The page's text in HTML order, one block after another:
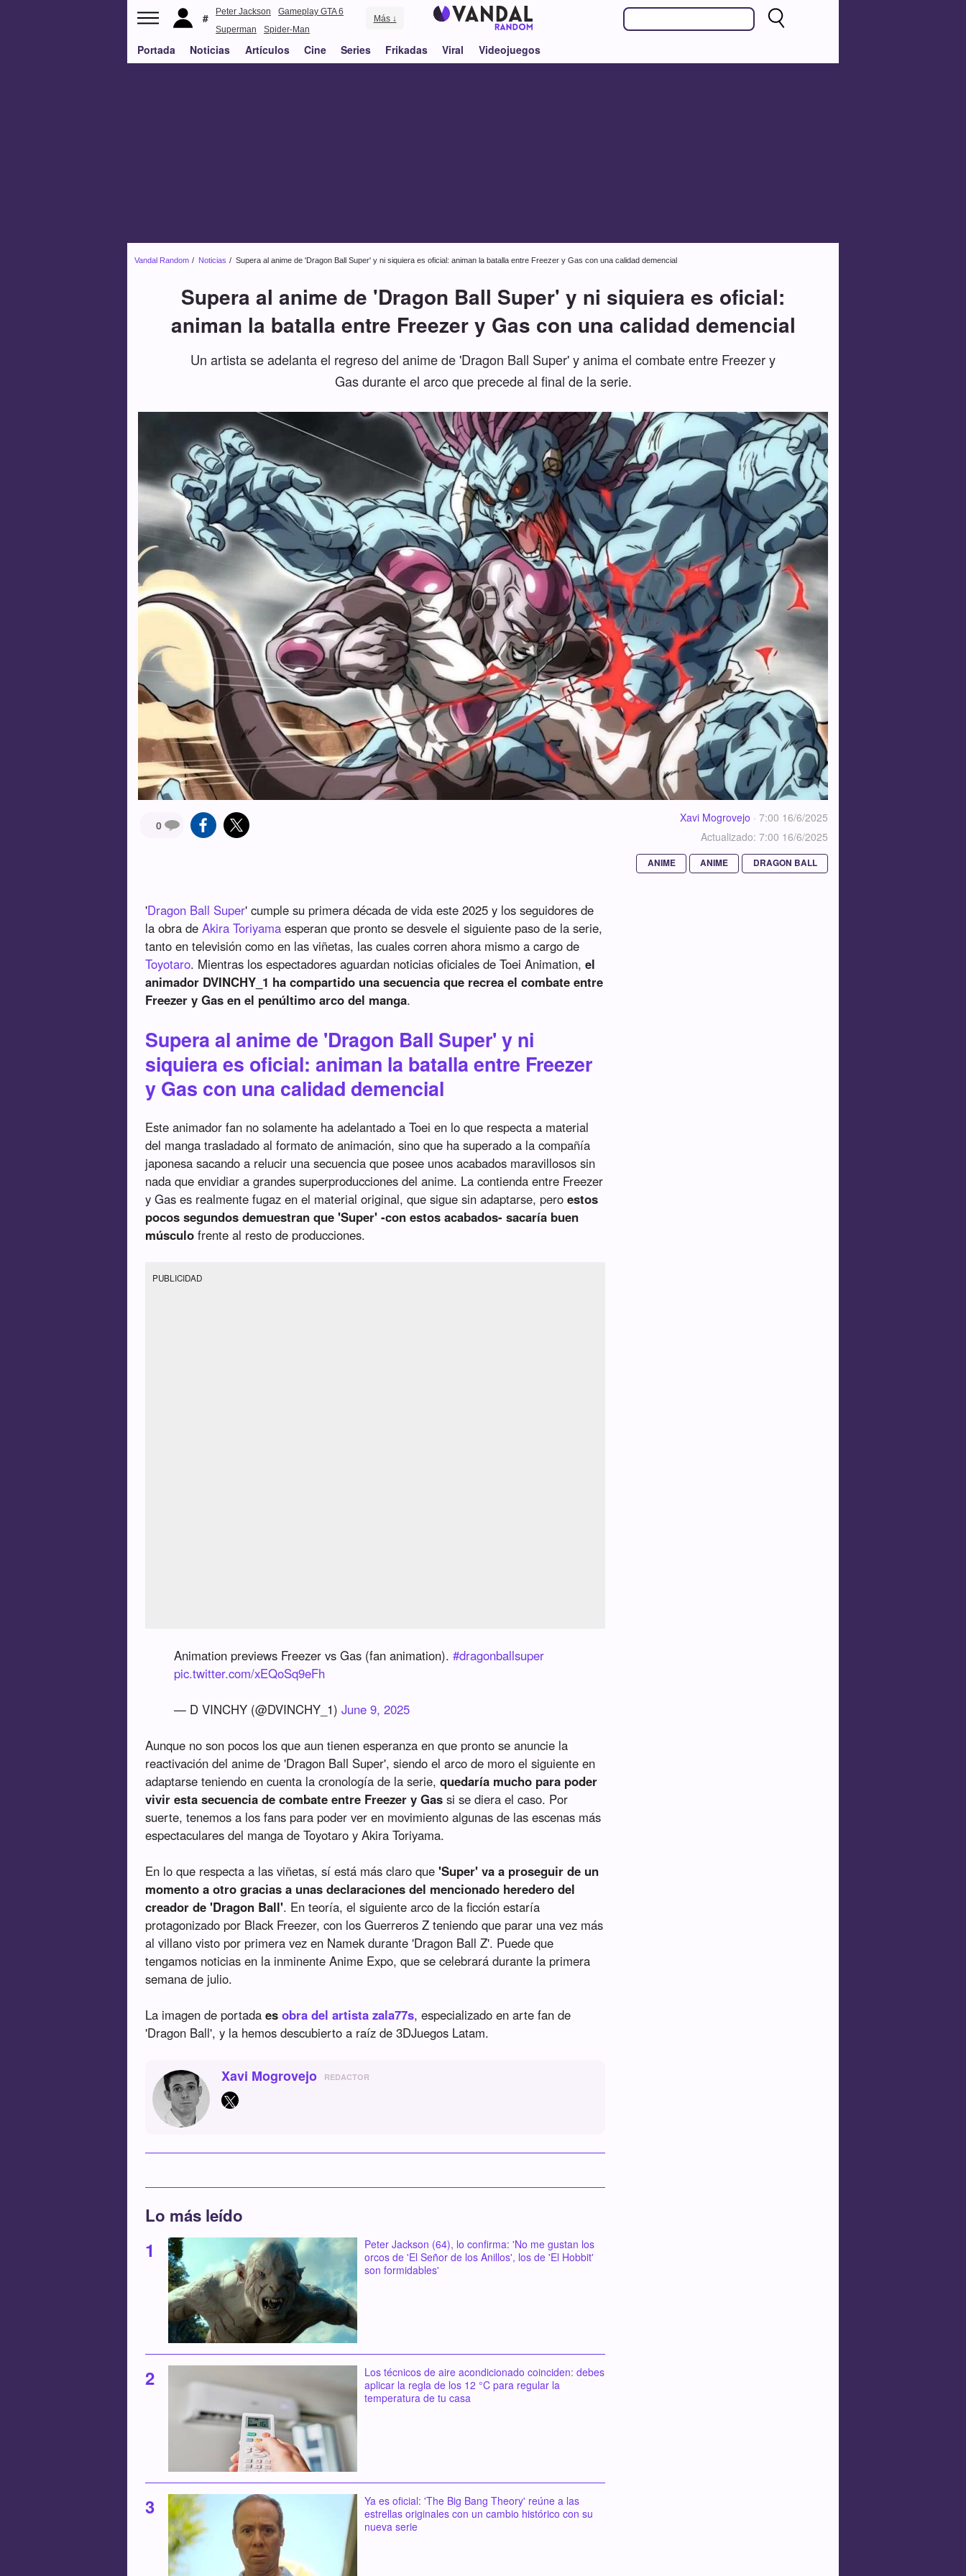
Peter Jackson
Gameplay GTA 6
Superman
Spider-Man
Más ↓
Portada Noticias Artículos Cine Series Frikadas Viral Videojuegos
Vandal Random Noticias Supera al anime de 'Dragon Ball Super' y ni siquiera es oficial: animan la batalla entre Freezer y Gas con una calidad demencial
Supera al anime de 'Dragon Ball Super' y ni siquiera es oficial:
animan la batalla entre Freezer y Gas con una calidad demencial
Un artista se adelanta el regreso del anime de 'Dragon Ball Super' y anima el combate entre Freezer y
Gas durante el arco que precede al final de la serie.
0
Xavi Mogrovejo · 7:00 16/6/2025
Actualizado: 7:00 16/6/2025
ANIME ANIME DRAGON BALL
'Dragon Ball Super' cumple su primera década de vida este 2025 y los seguidores de
la obra deAkira Toriyama esperan que pronto se desvele el siguiente paso de la serie,
tanto en televisión como en las viñetas, las cuales corren ahora mismo a cargo de
Toyotaro. Mientras los espectadores aguardan noticias oficiales de Toei Animation,el
animador DVINCHY_1 ha compartido una secuencia que recrea el combate entre
Freezer y Gas en el penúltimo arco del manga.
Supera al anime de 'Dragon Ball Super' y ni
siquiera es oficial: animan la batalla entre Freezer
y Gas con una calidad demencial
Este animador fan no solamente ha adelantado a Toei en lo que respecta a material
del manga trasladado al formato de animación, sino que ha superado a la compañía
japonesa sacando a relucir una secuencia que posee unos acabados maravillosos sin
nada que envidiar a grandes superproducciones del anime. La contienda entre Freezer
y Gas es realmente fugaz en el material original, que sigue sin adaptarse, peroestos
pocos segundos demuestran que 'Super' -con estos acabados- sacaría buen
músculo frente al resto de producciones.
PUBLICIDAD
Animation previews Freezer vs Gas (fan animation).#dragonballsuper
pic.twitter.com/xEQoSq9eFh
— D VINCHY (@DVINCHY_1)June 9, 2025
Aunque no son pocos los que aun tienen esperanza en que pronto se anuncie la
reactivación del anime de 'Dragon Ball Super', siendo el arco de moro el siguiente en
adaptarse teniendo en cuenta la cronología de la serie,quedaría mucho para poder
vivir esta secuencia de combate entre Freezer y Gas si se diera el caso. Por
suerte, tenemos a los fans para poder ver en movimiento algunas de las escenas más
espectaculares del manga de Toyotaro y Akira Toriyama.
En lo que respecta a las viñetas, sí está más claro que'Super' va a proseguir de un
momento a otro gracias a unas declaraciones del mencionado heredero del
creador de 'Dragon Ball'. En teoría, el siguiente arco de la ficción estaría
protagonizado por Black Freezer, con los Guerreros Z teniendo que parar una vez más
al villano visto por primera vez en Namek durante 'Dragon Ball Z'. Puede que
tengamos noticias en la inminente Anime Expo, que se celebrará durante la primera
semana de julio.
La imagen de portadaesobra del artista zala77s, especializado en arte fan de
'Dragon Ball', y la hemos descubierto a raíz de 3DJuegos Latam.
Xavi Mogrovejo REDACTOR
Lo más leído
Peter Jackson (64), lo confirma: 'No me gustan los
orcos de 'El Señor de los Anillos', los de 'El Hobbit'
son formidables'
Los técnicos de aire acondicionado coinciden: debes
aplicar la regla de los 12 °C para regular la
temperatura de tu casa
Ya es oficial: 'The Big Bang Theory' reúne a las
estrellas originales con un cambio histórico con su
nueva serie